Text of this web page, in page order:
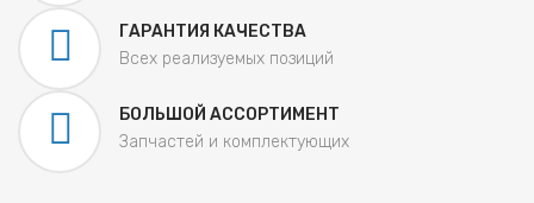
ГАРАНТИЯ КАЧЕСТВА
Всех реализуемых позиций
БОЛЬШОЙ АССОРТИМЕНТ
Запчастей и комплектующих